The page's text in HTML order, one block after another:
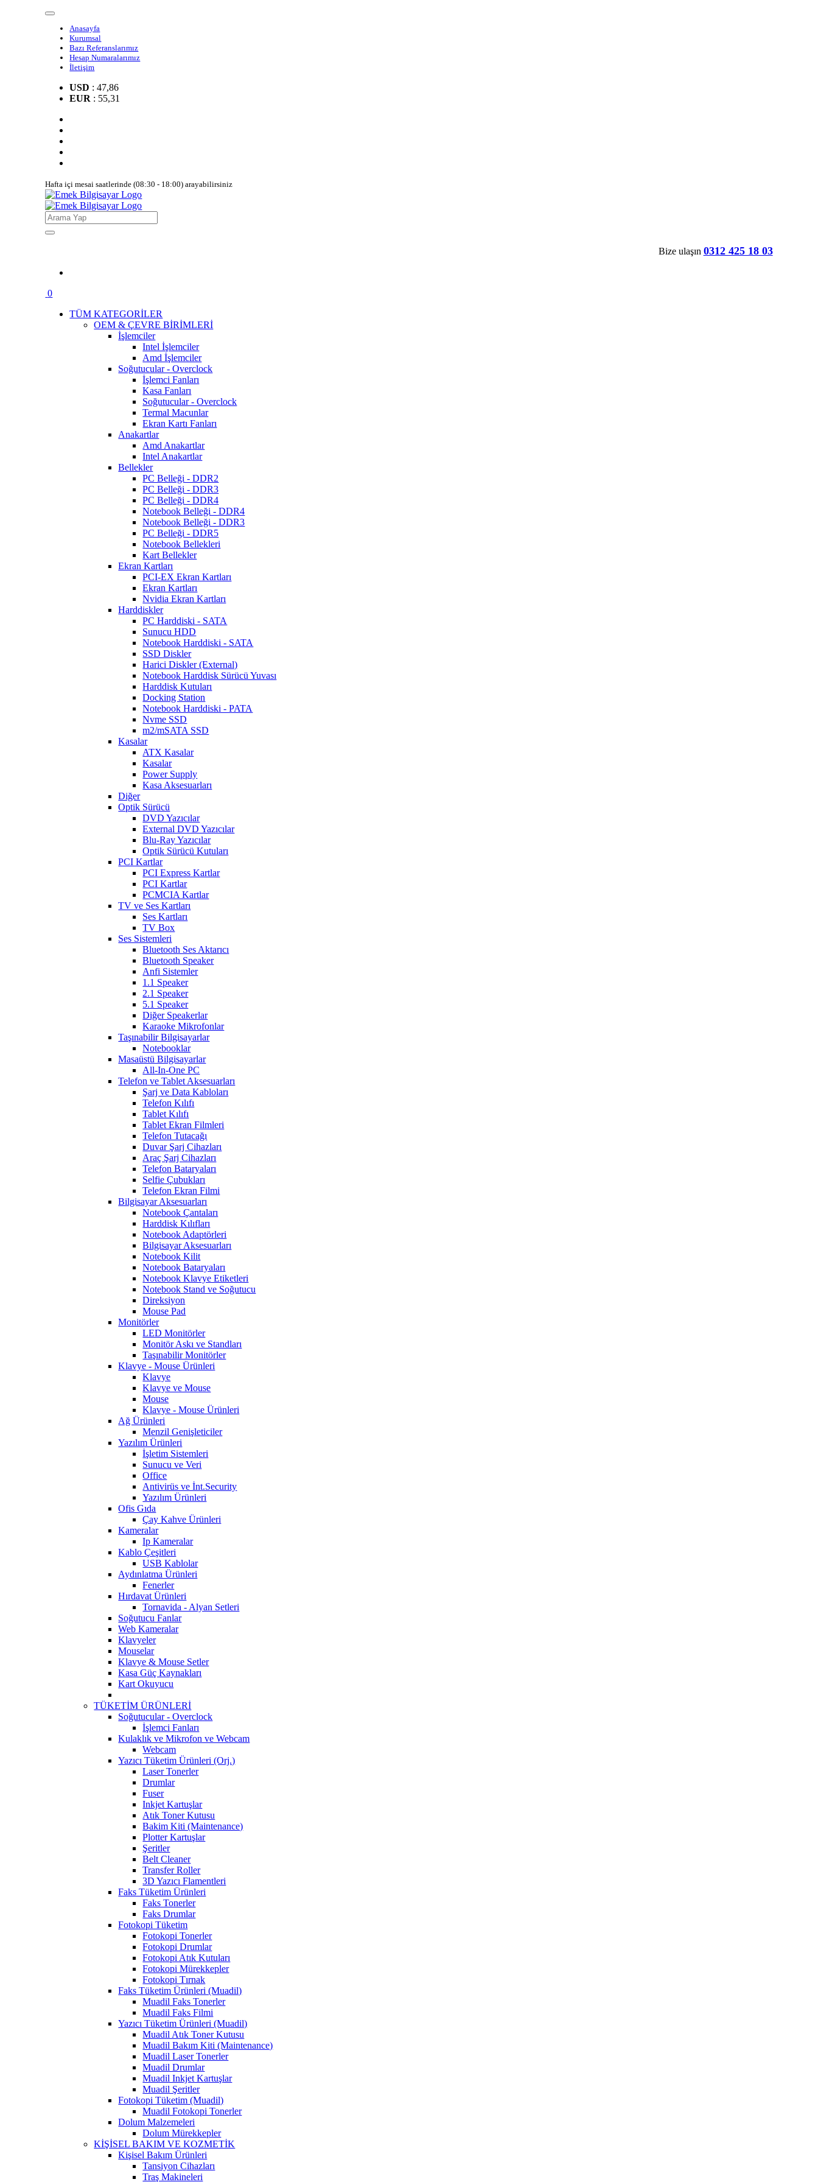
Anasayfa
Kurumsal
Bazı Referanslarımız
Hesap Numaralarımız
İletişim
USD : 47,86
EUR : 55,31
Hafta içi mesai saatlerinde (08:30 - 18:00) arayabilirsiniz
Bize ulaşın 0312 425 18 03
0
TÜM KATEGORİLER
OEM & ÇEVRE BİRİMLERİ
İşlemciler
Intel İşlemciler
Amd İşlemciler
Soğutucular - Overclock
İşlemci Fanları
Kasa Fanları
Soğutucular - Overclock
Termal Macunlar
Ekran Kartı Fanları
Anakartlar
Amd Anakartlar
Intel Anakartlar
Bellekler
PC Belleği - DDR2
PC Belleği - DDR3
PC Belleği - DDR4
Notebook Belleği - DDR4
Notebook Belleği - DDR3
PC Belleği - DDR5
Notebook Bellekleri
Kart Bellekler
Ekran Kartları
PCI-EX Ekran Kartları
Ekran Kartları
Nvidia Ekran Kartları
Harddiskler
PC Harddiski - SATA
Sunucu HDD
Notebook Harddiski - SATA
SSD Diskler
Harici Diskler (External)
Notebook Harddisk Sürücü Yuvası
Harddisk Kutuları
Docking Station
Notebook Harddiski - PATA
Nvme SSD
m2/mSATA SSD
Kasalar
ATX Kasalar
Kasalar
Power Supply
Kasa Aksesuarları
Diğer
Optik Sürücü
DVD Yazıcılar
External DVD Yazıcılar
Blu-Ray Yazıcılar
Optik Sürücü Kutuları
PCI Kartlar
PCI Express Kartlar
PCI Kartlar
PCMCIA Kartlar
TV ve Ses Kartları
Ses Kartları
TV Box
Ses Sistemleri
Bluetooth Ses Aktarıcı
Bluetooth Speaker
Anfi Sistemler
1.1 Speaker
2.1 Speaker
5.1 Speaker
Diğer Speakerlar
Karaoke Mikrofonlar
Taşınabilir Bilgisayarlar
Notebooklar
Masaüstü Bilgisayarlar
All-In-One PC
Telefon ve Tablet Aksesuarları
Şarj ve Data Kabloları
Telefon Kılıfı
Tablet Kılıfı
Tablet Ekran Filmleri
Telefon Tutacağı
Duvar Şarj Cihazları
Araç Şarj Cihazları
Telefon Bataryaları
Selfie Çubukları
Telefon Ekran Filmi
Bilgisayar Aksesuarları
Notebook Çantaları
Harddisk Kılıfları
Notebook Adaptörleri
Bilgisayar Aksesuarları
Notebook Kilit
Notebook Bataryaları
Notebook Klavye Etiketleri
Notebook Stand ve Soğutucu
Direksiyon
Mouse Pad
Monitörler
LED Monitörler
Monitör Askı ve Standları
Taşınabilir Monitörler
Klavye - Mouse Ürünleri
Klavye
Klavye ve Mouse
Mouse
Klavye - Mouse Ürünleri
Ağ Ürünleri
Menzil Genişleticiler
Yazılım Ürünleri
İşletim Sistemleri
Sunucu ve Veri
Office
Antivirüs ve İnt.Security
Yazılım Ürünleri
Ofis Gıda
Çay Kahve Ürünleri
Kameralar
Ip Kameralar
Kablo Çeşitleri
USB Kablolar
Aydınlatma Ürünleri
Fenerler
Hırdavat Ürünleri
Tornavida - Alyan Setleri
Soğutucu Fanlar
Web Kameralar
Klavyeler
Mouselar
Klavye & Mouse Setler
Kasa Güç Kaynakları
Kart Okuyucu
TÜKETİM ÜRÜNLERİ
Soğutucular - Overclock
İşlemci Fanları
Kulaklık ve Mikrofon ve Webcam
Webcam
Yazıcı Tüketim Ürünleri (Orj.)
Laser Tonerler
Drumlar
Fuser
Inkjet Kartuşlar
Atık Toner Kutusu
Bakim Kiti (Maintenance)
Plotter Kartuşlar
Şeritler
Belt Cleaner
Transfer Roller
3D Yazıcı Flamentleri
Faks Tüketim Ürünleri
Faks Tonerler
Faks Drumlar
Fotokopi Tüketim
Fotokopi Tonerler
Fotokopi Drumlar
Fotokopi Atık Kutuları
Fotokopi Mürekkepler
Fotokopi Tırnak
Faks Tüketim Ürünleri (Muadil)
Muadil Faks Tonerler
Muadil Faks Filmi
Yazıcı Tüketim Ürünleri (Muadil)
Muadil Atık Toner Kutusu
Muadil Bakım Kiti (Maintenance)
Muadil Laser Tonerler
Muadil Drumlar
Muadil Inkjet Kartuşlar
Muadil Şeritler
Fotokopi Tüketim (Muadil)
Muadil Fotokopi Tonerler
Dolum Malzemeleri
Dolum Mürekkepler
KİŞİSEL BAKIM VE KOZMETİK
Kişisel Bakım Ürünleri
Tansiyon Cihazları
Traş Makineleri